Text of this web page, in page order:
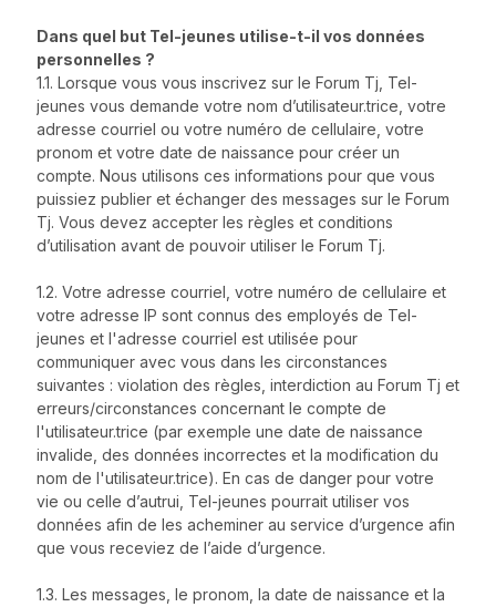
Dans quel but Tel-jeunes utilise-t-il vos données
personnelles ?
1.1. Lorsque vous vous inscrivez sur le Forum Tj, Tel-
jeunes vous demande votre nom d’utilisateur.trice, votre
adresse courriel ou votre numéro de cellulaire, votre
pronom et votre date de naissance pour créer un
compte. Nous utilisons ces informations pour que vous
puissiez publier et échanger des messages sur le Forum
Tj. Vous devez accepter les règles et conditions
d’utilisation avant de pouvoir utiliser le Forum Tj.
1.2. Votre adresse courriel, votre numéro de cellulaire et
votre adresse IP sont connus des employés de Tel-
jeunes et l'adresse courriel est utilisée pour
communiquer avec vous dans les circonstances
suivantes : violation des règles, interdiction au Forum Tj et
erreurs/circonstances concernant le compte de
l'utilisateur.trice (par exemple une date de naissance
invalide, des données incorrectes et la modification du
nom de l'utilisateur.trice). En cas de danger pour votre
vie ou celle d’autrui, Tel-jeunes pourrait utiliser vos
données afin de les acheminer au service d’urgence afin
que vous receviez de l’aide d’urgence.
1.3. Les messages, le pronom, la date de naissance et la